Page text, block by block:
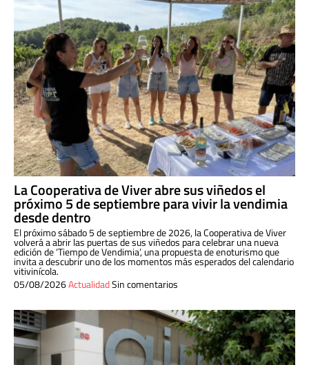
La Cooperativa de Viver abre sus viñedos el
próximo 5 de septiembre para vivir la vendimia
desde dentro
El próximo sábado 5 de septiembre de 2026, la Cooperativa de Viver
volverá a abrir las puertas de sus viñedos para celebrar una nueva
edición de ‘Tiempo de Vendimia’, una propuesta de enoturismo que
invita a descubrir uno de los momentos más esperados del calendario
vitivinícola.
05/08/2026ActualidadSin comentarios